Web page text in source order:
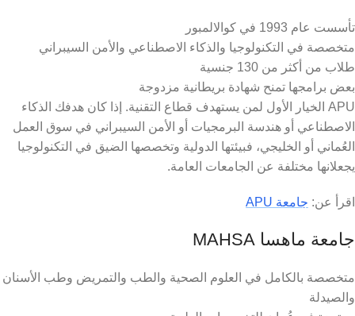
تأسست عام 1993 في كوالالمبور
متخصصة في التكنولوجيا والذكاء الاصطناعي والأمن السيبراني
طلاب من أكثر من 130 جنسية
بعض برامجها تمنح شهادة بريطانية مزدوجة
APU الخيار الأول لمن يستهدف قطاع التقنية. إذا كان هدفك الذكاء
الاصطناعي أو هندسة البرمجيات أو الأمن السيبراني في سوق العمل
العُماني أو الخليجي، فبيئتها الدولية وتخصصها الضيق في التكنولوجيا
يجعلانها مختلفة عن الجامعات العامة.
اقرأ عن: جامعة APU
جامعة ماهسا MAHSA
متخصصة بالكامل في العلوم الصحية والطب والتمريض وطب الأسنان
والصيدلة